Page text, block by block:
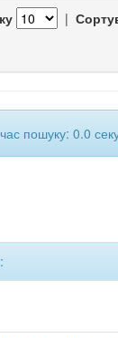
|
пошуку: 0.0